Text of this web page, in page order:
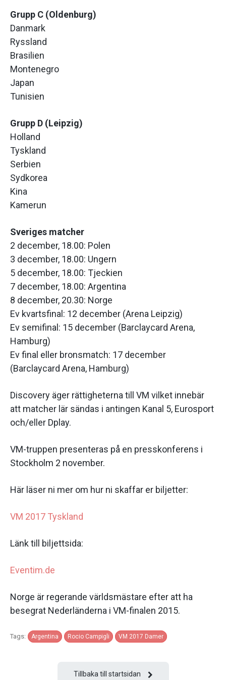
Grupp C (Oldenburg)
Danmark
Ryssland
Brasilien
Montenegro
Japan
Tunisien
Grupp D (Leipzig)
Holland
Tyskland
Serbien
Sydkorea
Kina
Kamerun
Sveriges matcher
2 december, 18.00: Polen
3 december, 18.00: Ungern
5 december, 18.00: Tjeckien
7 december, 18.00: Argentina
8 december, 20.30: Norge
Ev kvartsfinal: 12 december (Arena Leipzig)
Ev semifinal: 15 december (Barclaycard Arena,
Hamburg)
Ev final eller bronsmatch: 17 december
(Barclaycard Arena, Hamburg)
Discovery äger rättigheterna till VM vilket innebär
att matcher lär sändas i antingen Kanal 5, Eurosport
och/eller Dplay.
VM-truppen presenteras på en presskonferens i
Stockholm 2 november.
Här läser ni mer om hur ni skaffar er biljetter:
VM 2017 Tyskland
Länk till biljettsida:
Eventim.de
Norge är regerande världsmästare efter att ha
besegrat Nederländerna i VM-finalen 2015.
Tags: Argentina Rocio Campigli VM 2017 Damer
Tillbaka till startsidan